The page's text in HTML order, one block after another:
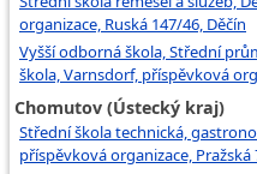
organizace, Ruská 147/46, Děčín
Vyšší odborná škola, Střední
škola, Varnsdorf, příspěvková
Chomutov (Ústecký kraj)
Střední škola technická,
příspěvková organizace,